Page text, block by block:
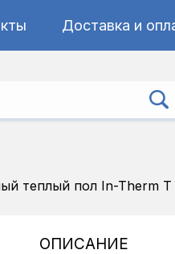
Доставка и
теплый пол In-Therm T
ОПИСАНИЕ